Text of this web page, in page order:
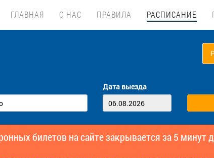
ГЛАВНАЯ О НАС ПРАВИЛА РАСПИСАНИЕ
Дата выезда
билетов на сайте закрывается за 5 минут